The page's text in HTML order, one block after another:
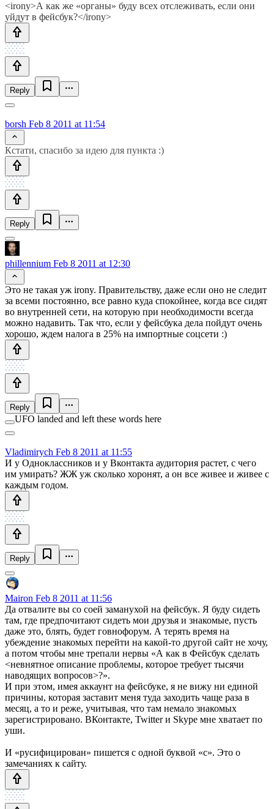
<irony>А как же «органы» буду всех отслеживать, если они
уйдут в фейсбук?</irony>
Reply
borsh Feb 8 2011 at 11:54
Кстати, спасибо за идею для пункта :)
Reply
phillennium Feb 8 2011 at 12:30
Это не такая уж irony. Правительству, даже если оно не следит
за всеми постоянно, все равно куда спокойнее, когда все сидят
во внутренней сети, на которую при необходимости всегда
можно надавить. Так что, если у фейсбука дела пойдут очень
хорошо, ждем налога в 25% на импортные соцсети :)
Reply
UFO landed and left these words here
Vladimirych Feb 8 2011 at 11:55
И у Одноклассников и у Вконтакта аудитория растет, с чего
им умирать? ЖЖ уж сколько хоронят, а он все живее и живее с
каждым годом.
Reply
Mairon Feb 8 2011 at 11:56
Да отвалите вы со соей заманухой на фейсбук. Я буду сидеть
там, где предпочитают сидеть мои друзья и знакомые, пусть
даже это, блять, будет говнофорум. А терять время на
убеждение знакомых перейти на какой-то другой сайт не хочу,
а потом чтобы мне трепали нервы «А как в Фейсбук сделать
<невнятное описание проблемы, которое требует тысячи
наводящих вопросов>?».
И при этом, имея аккаунт на фейсбуке, я не вижу ни единой
причины, которая заставит меня туда заходить чаще раза в
месяц, а то и реже, учитывая, что там немало знакомых
зарегистрировано. ВКонтакте, Twitter и Skype мне хватает по
уши.
И «русифицирован» пишется с одной буквой «с». Это о
замечаниях к сайту.